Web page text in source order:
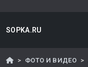
SOPKA.RU
ФОТО И ВИДЕО